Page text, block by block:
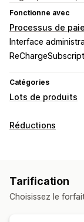
Fonctionne avec
Processus de
Interface
Catégories
Lots de produits
Types de lots
Lots pour la vente
Lots de vente
Réductions
Réductions en
Réductions
Tarification
Choisissez le